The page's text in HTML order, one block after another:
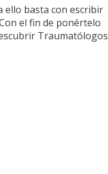
ello basta con escribir
el fin de ponértelo
Traumatólogos